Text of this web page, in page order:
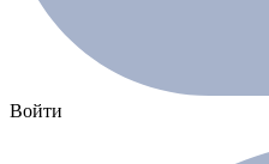
Войти